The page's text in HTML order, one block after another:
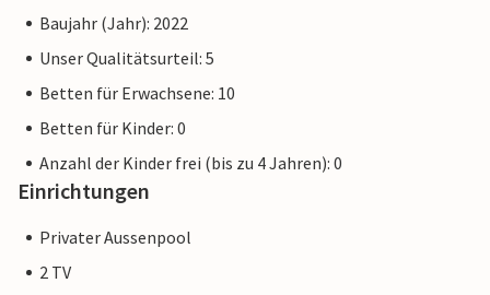
Baujahr (Jahr): 2022
Unser Qualitätsurteil: 5
Betten für Erwachsene: 10
Betten für Kinder: 0
Anzahl der Kinder frei (bis zu 4 Jahren): 0
Einrichtungen
Privater Aussenpool
2 TV